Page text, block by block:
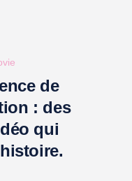
de
: des
qui